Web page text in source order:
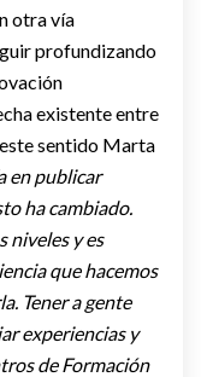
otra vía
profundizando
existente entre
sentido Marta
en publicar
ha cambiado.
niveles y es
que hacemos
Tener a gente
experiencias y
de Formación